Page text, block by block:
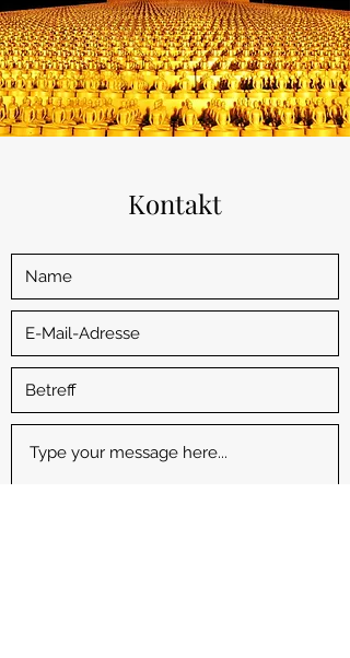
Kontakt